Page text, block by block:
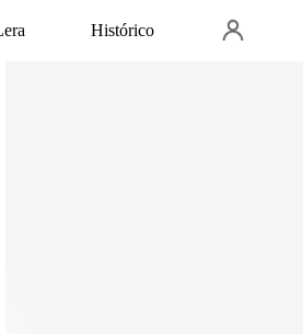
Histórico